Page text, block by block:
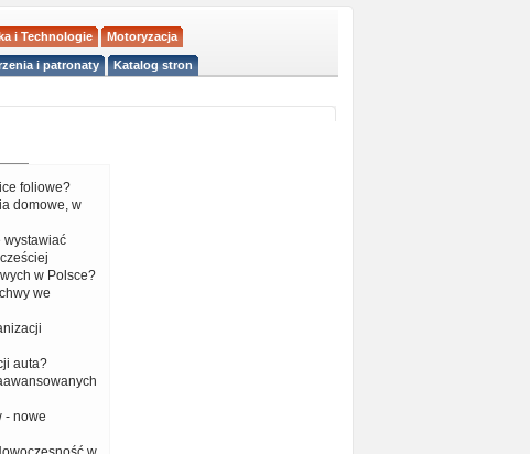
i Technologie Motoryzacja
i patronaty Katalog stron
foliowe?
domowe, w
wystawiać
w Polsce?
we
auta?
- nowe